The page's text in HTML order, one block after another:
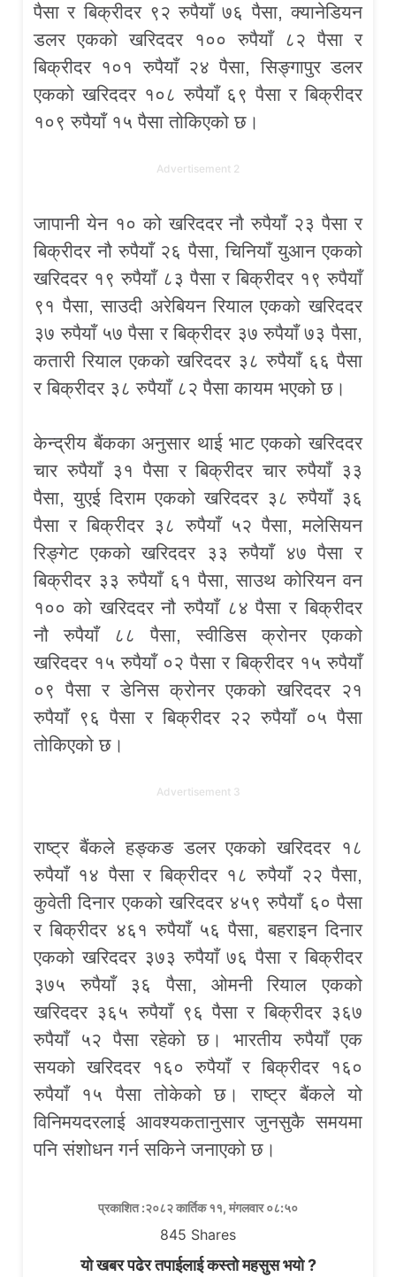
पैसा र बिक्रीदर ९२ रुपैयाँ ७६ पैसा, क्यानेडियन
डलर एकको खरिददर १०० रुपैयाँ ८२ पैसा र
बिक्रीदर १०१ रुपैयाँ २४ पैसा, सिङ्गापुर डलर
एकको खरिददर १०८ रुपैयाँ ६९ पैसा र बिक्रीदर
१०९ रुपैयाँ १५ पैसा तोकिएको छ।
Advertisement 2
जापानी येन १० को खरिददर नौ रुपैयाँ २३ पैसा र
बिक्रीदर नौ रुपैयाँ २६ पैसा, चिनियाँ युआन एकको
खरिददर १९ रुपैयाँ ८३ पैसा र बिक्रीदर १९ रुपैयाँ
९१ पैसा, साउदी अरेबियन रियाल एकको खरिददर
३७ रुपैयाँ ५७ पैसा र बिक्रीदर ३७ रुपैयाँ ७३ पैसा,
कतारी रियाल एकको खरिददर ३८ रुपैयाँ ६६ पैसा
र बिक्रीदर ३८ रुपैयाँ ८२ पैसा कायम भएको छ।
केन्द्रीय बैंकका अनुसार थाई भाट एकको खरिददर
चार रुपैयाँ ३१ पैसा र बिक्रीदर चार रुपैयाँ ३३
पैसा, युएई दिराम एकको खरिददर ३८ रुपैयाँ ३६
पैसा र बिक्रीदर ३८ रुपैयाँ ५२ पैसा, मलेसियन
रिङ्गेट एकको खरिददर ३३ रुपैयाँ ४७ पैसा र
बिक्रीदर ३३ रुपैयाँ ६१ पैसा, साउथ कोरियन वन
१०० को खरिददर नौ रुपैयाँ ८४ पैसा र बिक्रीदर
नौ रुपैयाँ ८८ पैसा, स्वीडिस क्रोनर एकको
खरिददर १५ रुपैयाँ ०२ पैसा र बिक्रीदर १५ रुपैयाँ
०९ पैसा र डेनिस क्रोनर एकको खरिददर २१
रुपैयाँ ९६ पैसा र बिक्रीदर २२ रुपैयाँ ०५ पैसा
तोकिएको छ।
Advertisement 3
राष्ट्र बैंकले हङ्कङ डलर एकको खरिददर १८
रुपैयाँ १४ पैसा र बिक्रीदर १८ रुपैयाँ २२ पैसा,
कुवेती दिनार एकको खरिददर ४५९ रुपैयाँ ६० पैसा
र बिक्रीदर ४६१ रुपैयाँ ५६ पैसा, बहराइन दिनार
एकको खरिददर ३७३ रुपैयाँ ७६ पैसा र बिक्रीदर
३७५ रुपैयाँ ३६ पैसा, ओमनी रियाल एकको
खरिददर ३६५ रुपैयाँ ९६ पैसा र बिक्रीदर ३६७
रुपैयाँ ५२ पैसा रहेको छ। भारतीय रुपैयाँ एक
सयको खरिददर १६० रुपैयाँ र बिक्रीदर १६०
रुपैयाँ १५ पैसा तोकेको छ। राष्ट्र बैंकले यो
विनिमयदरलाई आवश्यकतानुसार जुनसुकै समयमा
पनि संशोधन गर्न सकिने जनाएको छ।
प्रकाशित :२०८२ कार्तिक ११, मंगलवार ०८:५०
845 Shares
यो खबर पढेर तपाईलाई कस्तो महसुस भयो ?